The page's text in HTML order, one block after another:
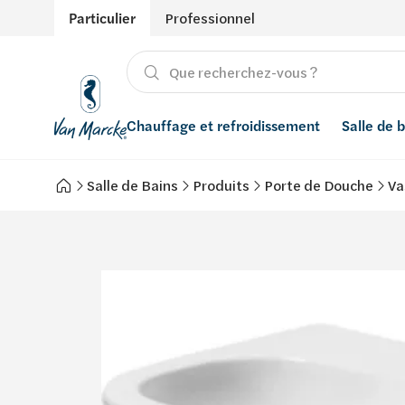
Particulier Professionnel
Chauffage et refroidissement
Chauffage
Salle de
Produits
Énergies renouvelables
Adoucisseurs d’eau
Salle de Bains Produits Porte de Douche